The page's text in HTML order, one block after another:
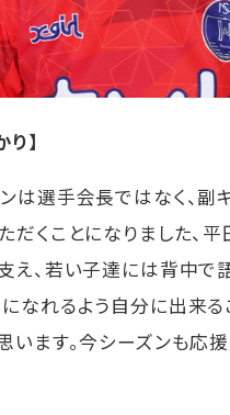
】
は選手会長ではなく、副
だくことになりました、平
え、若い子達には背中で
なれるよう自分に出来
います。今シーズンも応